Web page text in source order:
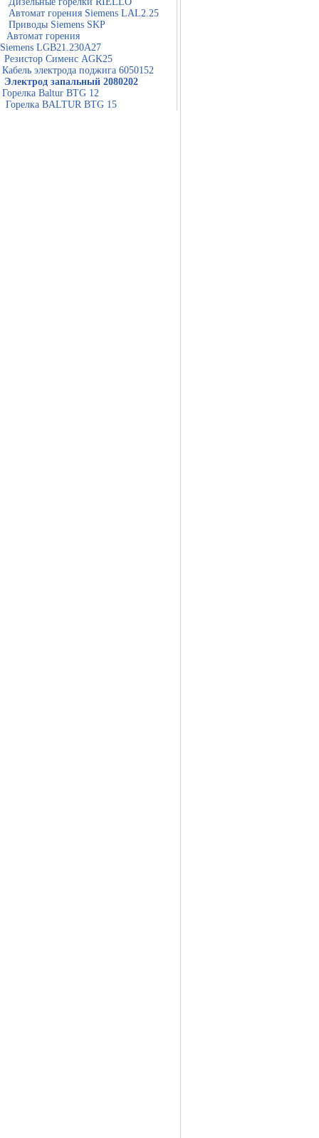
Автомат горения Siemens LAL2.25
Приводы Siemens SKP
Автомат горения
Siemens LGB21.230A27
Резистор Сименс AGK25
Кабель электрода поджига 6050152
Электрод запальный 2080202
Горелка Baltur BTG 12
Горелка BALTUR BTG 15